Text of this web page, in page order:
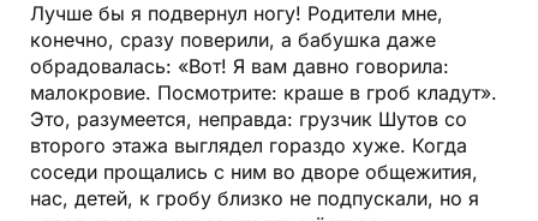
Лучше бы я подвернул ногу! Родители мне,
конечно, сразу поверили, а бабушка даже
обрадовалась: «Вот! Я вам давно говорила:
малокровие. Посмотрите: краше в гроб кладут».
Это, разумеется, неправда: грузчик Шутов со
второго этажа выглядел гораздо хуже. Когда
соседи прощались с ним во дворе общежития,
нас, детей, к гробу близко не подпускали, но я